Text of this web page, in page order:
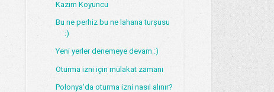
Kazım Koyuncu
Bu ne perhiz bu ne lahana turşusu
:)
Yeni yerler denemeye devam :)
Oturma izni için mülakat zamanı
Polonya'da oturma izni nasıl alınır?